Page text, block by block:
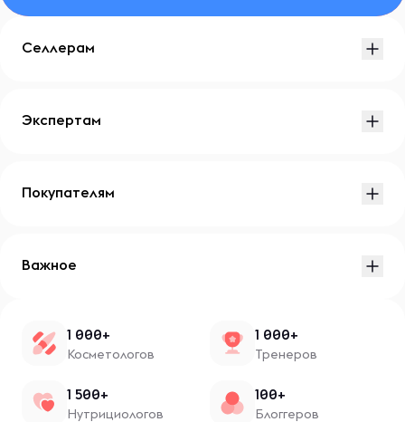
Селлерам
Экспертам
Покупателям
Важное
1 000+
Косметологов
1 000+
Тренеров
1 500+
Нутрициологов
100+
Блоггеров